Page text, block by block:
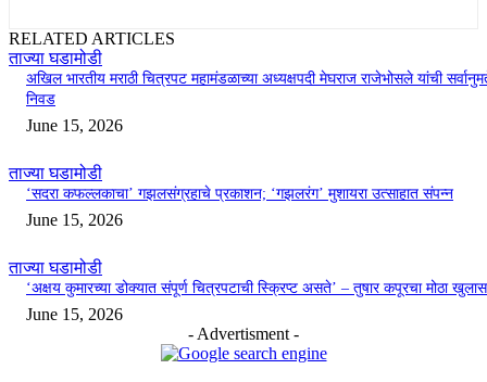
RELATED ARTICLES
ताज्या घडामोडी
अखिल भारतीय मराठी चित्रपट महामंडळाच्या अध्यक्षपदी मेघराज राजेभोसले यांची
निवड
June 15, 2026
ताज्या घडामोडी
‘सदरा कफल्लकाचा’ गझलसंग्रहाचे प्रकाशन; ‘गझलरंग’ मुशायरा उत्साहात संपन्न
June 15, 2026
ताज्या घडामोडी
‘अक्षय कुमारच्या डोक्यात संपूर्ण चित्रपटाची स्क्रिप्ट असते’ – तुषार कपूरचा मोठा
June 15, 2026
- Advertisment -